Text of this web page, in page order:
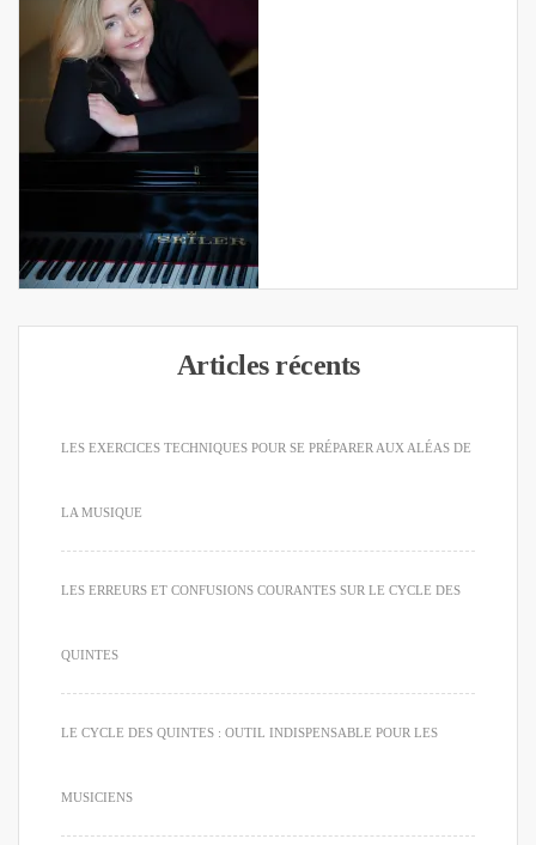
Articles récents
LES EXERCICES TECHNIQUES POUR SE PRÉPARER AUX ALÉAS DE
LA MUSIQUE
LES ERREURS ET CONFUSIONS COURANTES SUR LE CYCLE DES
QUINTES
LE CYCLE DES QUINTES : OUTIL INDISPENSABLE POUR LES
MUSICIENS